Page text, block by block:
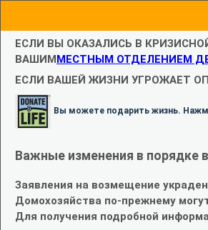
ЕСЛИ ВЫ ОКАЗАЛИСЬ В
ВАШИММЕСТНЫМ ОТДЕЛЕНИЕМ
ЕСЛИ ВАШЕЙ ЖИЗНИ УГРОЖАЕТ
Вы можете подарить жизнь.
Важные изменения в порядке
Заявления на возмещение
Домохозяйства по-прежнему
Для получения подробной